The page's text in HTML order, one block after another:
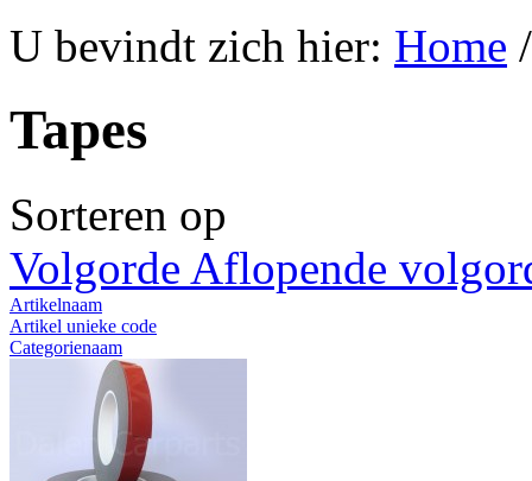
U bevindt zich hier: Home
Tapes
Sorteren op
Volgorde Aflopende
Artikelnaam
Artikel unieke code
Categorienaam
Naam fabrikant
Resultaten 1 - 20 van 20